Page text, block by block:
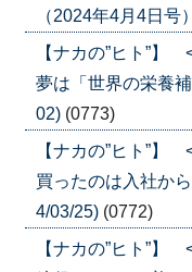
（2024年4月4日号
【ナカの”ヒト”
夢は「世界の栄養
02) (0773)
【ナカの”ヒト”
買ったのは入社か
4/03/25) (0772)
【ナカの”ヒト”